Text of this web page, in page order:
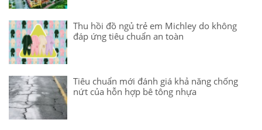
Thu hồi đồ ngủ trẻ em Michley do không
đáp ứng tiêu chuẩn an toàn
Tiêu chuẩn mới đánh giá khả năng chống
nứt của hỗn hợp bê tông nhựa